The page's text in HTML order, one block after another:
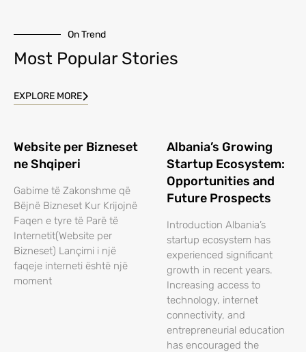
On Trend
Most Popular Stories
EXPLORE MORE
Website per Bizneset
ne Shqiperi
Gabime të Zakonshme që
Bëjnë Bizneset Kur Krijojnë
Faqen e tyre të Parë të
Internetit(Website per
Bizneset) Lançimi i një
faqeje interneti është një
moment
Albania’s Growing
Startup Ecosystem:
Opportunities and
Future Prospects
Introduction Albania’s
startup ecosystem has
experienced significant
growth in recent years.
Increasing access to
technology, internet
connectivity, and
entrepreneurial education
has encouraged the